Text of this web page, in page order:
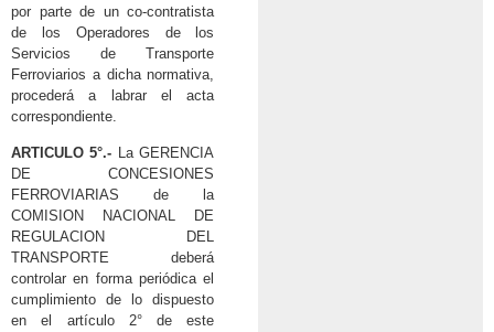
por parte de un co-contratista
de los Operadores de los
Servicios de Transporte
Ferroviarios a dicha normativa,
procederá a labrar el acta
correspondiente.
ARTICULO 5°.- La GERENCIA
DE CONCESIONES
FERROVIARIAS de la
COMISION NACIONAL DE
REGULACION DEL
TRANSPORTE deberá
controlar en forma periódica el
cumplimiento de lo dispuesto
en el artículo 2° de este